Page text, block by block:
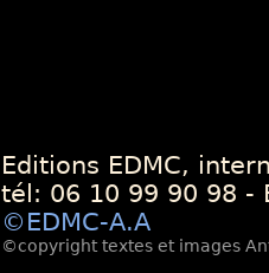
Editions EDMC,
tél: 06 10 99 90 98 -
©EDMC-A.A
©copyright textes et images